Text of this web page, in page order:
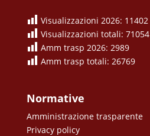
Visualizzazioni 2026: 11402
Visualizzazioni totali: 71054
Amm trasp 2026: 2989
Amm trasp totali: 26769
Normative
Amministrazione trasparente
Privacy policy